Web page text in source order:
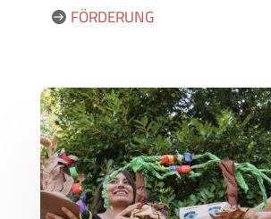
FÖRDERUNG